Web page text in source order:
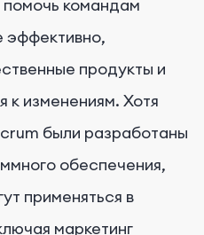
помочь командам
эффективно,
продукты и
к изменениям. Хотя
были разработаны
обеспечения,
применяться в
маркетинг